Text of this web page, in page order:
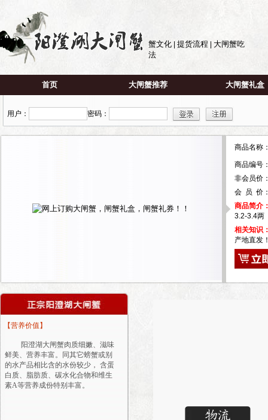
蟹文化 提货流程
大闸蟹吃
法
首页 大闸蟹推荐 大闸蟹礼盒
用户： 密码：
商品
商品编号
非会员价
会 员 价
商品简介
3.2-3.4两
相关知识
产地直发
【营养价值】
阳澄湖大闸蟹肉质细嫩、滋味
鲜美、营养丰富。同其它螃蟹或别
的水产品相比含的水份较少， 含蛋
白质、脂肪质、碳水化合物和维生
素A等营养成份特别丰富。